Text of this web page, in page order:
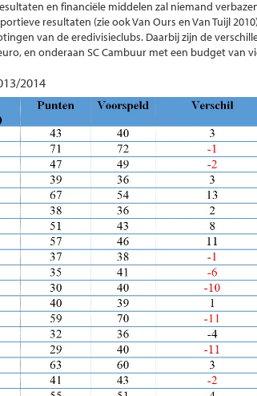
en financiële middelen zal niemand
resultaten (zie ook Van Ours en Van Tuijl
van de eredivisieclubs. Daarbij zijn de
en onderaan SC Cambuur met een budget van
2014